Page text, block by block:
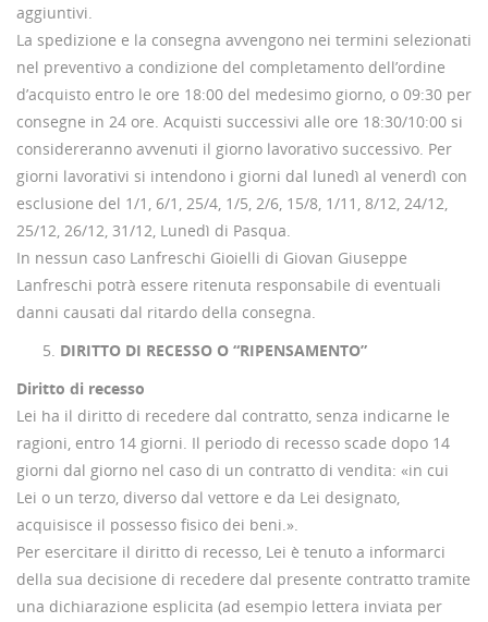
aggiuntivi.
La spedizione e la consegna avvengono nei termini selezionati
nel preventivo a condizione del completamento dell’ordine
d’acquisto entro le ore 18:00 del medesimo giorno, o 09:30 per
consegne in 24 ore. Acquisti successivi alle ore 18:30/10:00 si
considereranno avvenuti il giorno lavorativo successivo. Per
giorni lavorativi si intendono i giorni dal lunedì al venerdì con
esclusione del 1/1, 6/1, 25/4, 1/5, 2/6, 15/8, 1/11, 8/12, 24/12,
25/12, 26/12, 31/12, Lunedì di Pasqua.
In nessun caso Lanfreschi Gioielli di Giovan Giuseppe
Lanfreschi potrà essere ritenuta responsabile di eventuali
danni causati dal ritardo della consegna.
DIRITTO DI RECESSO O “RIPENSAMENTO”
Diritto di recesso
Lei ha il diritto di recedere dal contratto, senza indicarne le
ragioni, entro 14 giorni. Il periodo di recesso scade dopo 14
giorni dal giorno nel caso di un contratto di vendita: «in cui
Lei o un terzo, diverso dal vettore e da Lei designato,
acquisisce il possesso fisico dei beni.».
Per esercitare il diritto di recesso, Lei è tenuto a informarci
della sua decisione di recedere dal presente contratto tramite
una dichiarazione esplicita (ad esempio lettera inviata per